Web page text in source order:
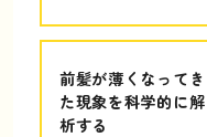
前髪が薄くなってき
た現象を科学的に解
析する